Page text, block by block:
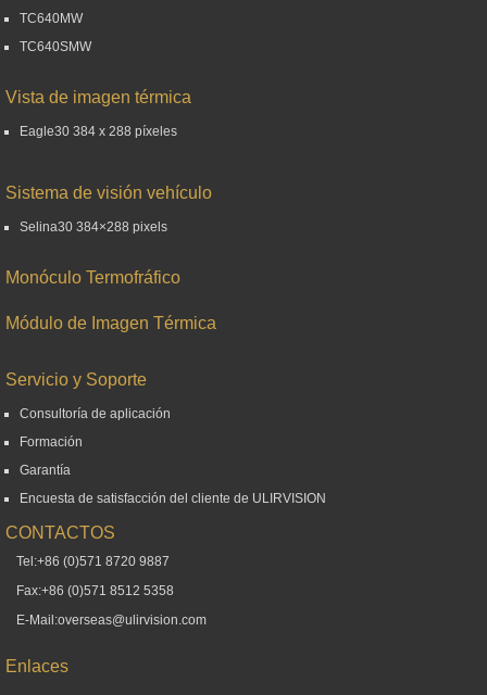
TC640MW
TC640SMW
Vista de imagen térmica
Eagle30 384 x 288 píxeles
Sistema de visión vehículo
Selina30 384×288 pixels
Monóculo Termofráfico
Módulo de Imagen Térmica
Servicio y Soporte
Consultoría de aplicación
Formación
Garantía
Encuesta de satisfacción del cliente de ULIRVISION
CONTACTOS
Tel:+86 (0)571 8720 9887
Fax:+86 (0)571 8512 5358
E-Mail:overseas@ulirvision.com
Enlaces